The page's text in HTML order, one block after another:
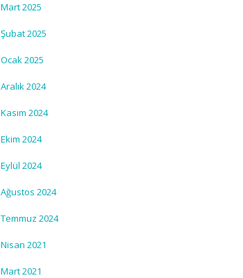
Mart 2025
Şubat 2025
Ocak 2025
Aralık 2024
Kasım 2024
Ekim 2024
Eylül 2024
Ağustos 2024
Temmuz 2024
Nisan 2021
Mart 2021